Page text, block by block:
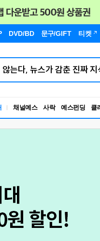
DVD/BD 문구/GIFT 티켓
채널예스 사락 예스펀딩 클